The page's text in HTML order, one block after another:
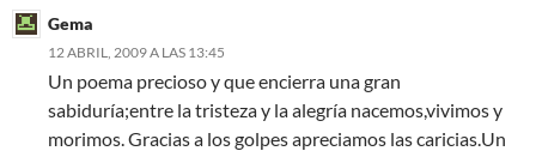
Gema
12 ABRIL, 2009 A LAS 13:45
Un poema precioso y que encierra una gran
sabiduría;entre la tristeza y la alegría nacemos,vivimos y
morimos. Gracias a los golpes apreciamos las caricias.Un